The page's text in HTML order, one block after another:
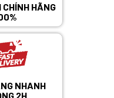
HÃNG
NHANH
2H